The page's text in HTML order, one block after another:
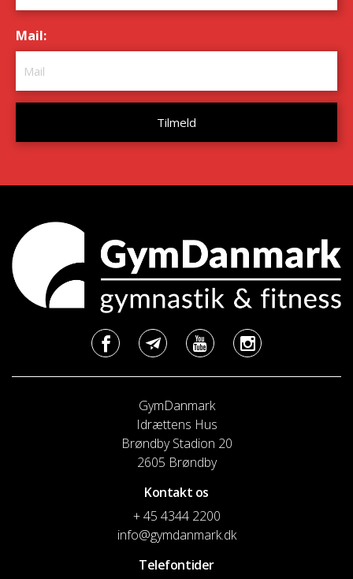
Mail:
GymDanmark
Idrættens Hus
Brøndby Stadion 20
2605 Brøndby
Kontakt os
+ 45 4344 2200
info@gymdanmark.dk
Telefontider